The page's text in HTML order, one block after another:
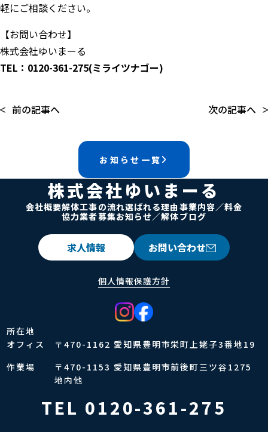
軽にご相談ください。
【お問い合わせ】
株式会社ゆいまーる
TEL：0120-361-275(ミライツナゴー)
前の記事へ 次の記事へ
お知らせ一覧
株式会社ゆいまーる
所在地
オフィス
〒470-1162 愛知県豊明市栄町上姥子3番地19
作業場
〒470-1153 愛知県豊明市前後町三ツ谷1275
地内他
TEL 0120-361-275
会社概要解体工事の流れ選ばれる理由 事業内容／料金
協力業者募集お知らせ／解体ブログ
求人情報 お問い合わせ
個人情報保護方針